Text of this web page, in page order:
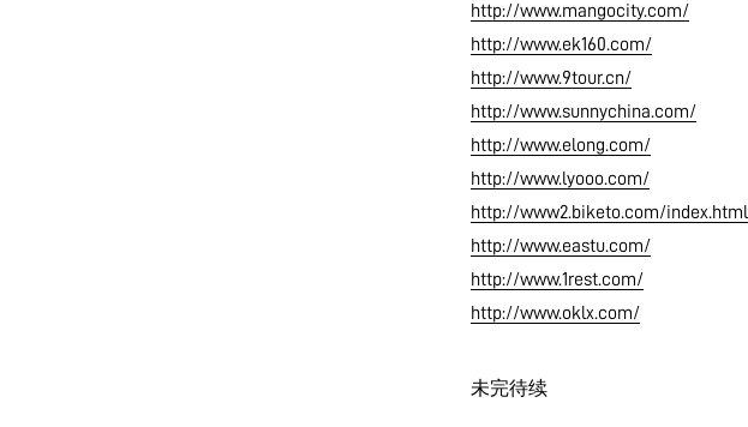
http://www.mangocity.com/
http://www.ek160.com/
http://www.9tour.cn/
http://www.sunnychina.com/
http://www.elong.com/
http://www.lyooo.com/
http://www2.biketo.com/index.html
http://www.eastu.com/
http://www.1rest.com/
http://www.oklx.com/
未完待续